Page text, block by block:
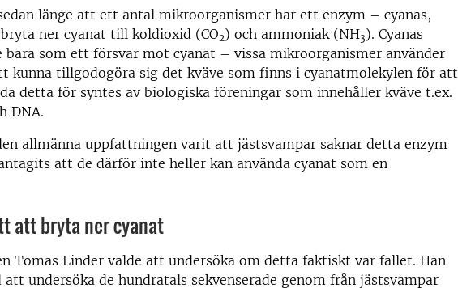
länge att ett antal mikroorganismer har ett enzym – cyanas,
ner cyanat till koldioxid (CO2) och ammoniak (NH3). Cyanas
bara som ett försvar mot cyanat – vissa mikroorganismer använder
kunna tillgodogöra sig det kväve som finns i cyanatmolekylen för att
detta för syntes av biologiska föreningar som innehåller kväve t.ex.
DNA.
allmänna uppfattningen varit att jästsvampar saknar detta enzym
att de därför inte heller kan använda cyanat som en
att bryta ner cyanat
Tomas Linder valde att undersöka om detta faktiskt var fallet. Han
att undersöka de hundratals sekvenserade genom från jästsvampar